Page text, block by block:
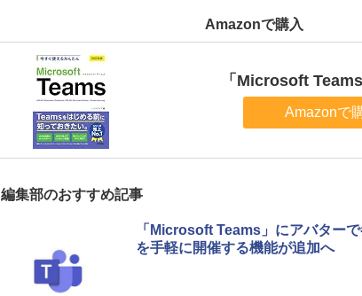
Amazonで購入
「Microsoft
Amazonで
編集部のおすすめ記事
「Microsoft Teams」にアバター
を手軽に開催する機能が追加へ